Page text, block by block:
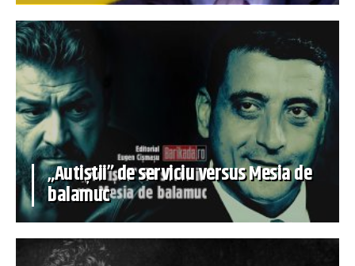
„Autiștii” de serviciu versus Mesia de
balamuc